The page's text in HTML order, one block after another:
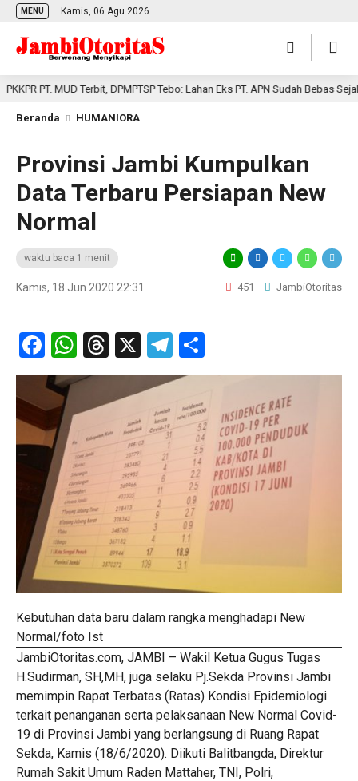
MENU Kamis, 06 Agu 2026
PT. MUD Terbit, DPMPTSP Tebo: Lahan Eks PT. APN Sudah Bebas Sejak
Beranda HUMANIORA
Provinsi Jambi Kumpulkan
Data Terbaru Persiapan New
Normal
waktu baca 1 menit
Kamis, 18 Jun 2020 22:31 451 JambiOtoritas
Facebook
WhatsApp
Threads
X Telegram
Kebutuhan data baru dalam rangka menghadapi New
Normal/foto Ist
JambiOtoritas.com, JAMBI – Wakil Ketua Gugus Tugas
H.Sudirman, SH,MH, juga selaku Pj.Sekda Provinsi Jambi
memimpin Rapat Terbatas (Ratas) Kondisi Epidemiologi
terkait penanganan serta pelaksanaan New Normal Covid-
19 di Provinsi Jambi yang berlangsung di Ruang Rapat
Sekda, Kamis (18/6/2020). Diikuti Balitbangda, Direktur
Rumah Sakit Umum Raden Mattaher, TNI, Polri,